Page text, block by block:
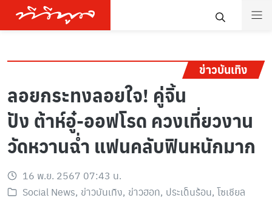
ข่าวบันเทิง
ลอยกระทงลอยใจ! คู่จิ้น
ปัง ต้าห์อู๋-ออฟโรด ควงเที่ยวงาน
วัดหวานฉ่ำ แฟนคลับฟินหนักมาก
16 พ.ย. 2567 07:43 น.
Social News, ข่าวบันเทิง, ข่าวฮอท, ประเด็นร้อน, โซเชียล